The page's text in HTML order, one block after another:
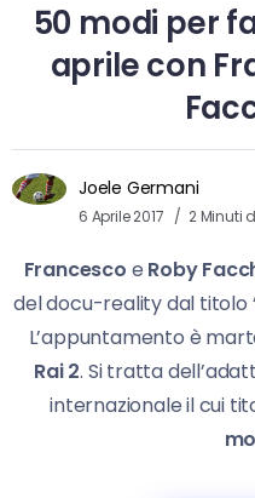
50 modi per
aprile con
Joele Germani
6 Aprile 2017 2 Minuti
Francesco e Roby
del docu-reality dal titolo
L’appuntamento è
Rai 2. Si tratta
internazionale il cui